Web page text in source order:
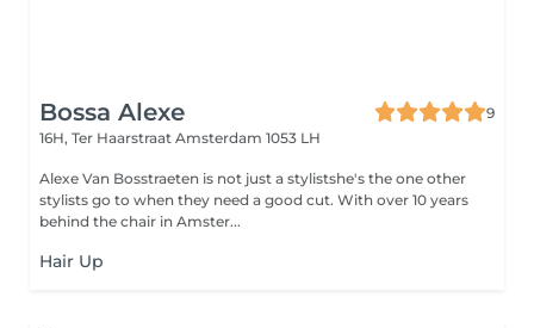
Bossa Alexe
9
16H, Ter Haarstraat Amsterdam 1053 LH
Alexe Van Bosstraeten is not just a stylistshe's the one other
stylists go to when they need a good cut. With over 10 years
behind the chair in Amster...
Hair Up